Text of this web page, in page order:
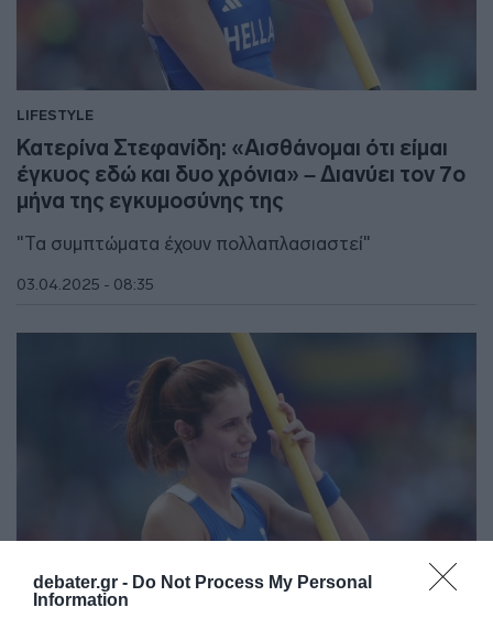
debater.gr - Do Not Process My Personal
Information
LIFESTYLE
Κατερίνα Στεφανίδη: «Αισθάνομαι ότι είμαι
έγκυος εδώ και δυο χρόνια» – Διανύει τον 7ο
μήνα της εγκυμοσύνης της
"Τα συμπτώματα έχουν πολλαπλασιαστεί"
03.04.2025 - 08:35